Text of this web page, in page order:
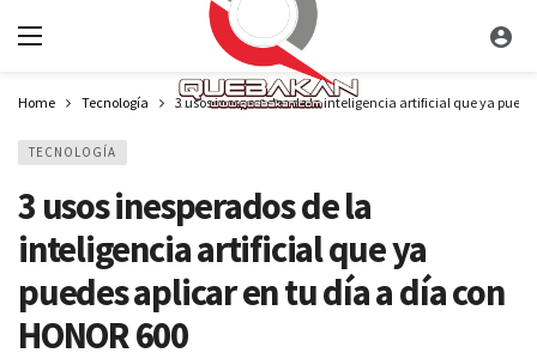
Home Tecnología 3 usos inesperados de la inteligencia artificial que ya
TECNOLOGÍA
3 usos inesperados de la
inteligencia artificial que ya
puedes aplicar en tu día a día con
HONOR 600